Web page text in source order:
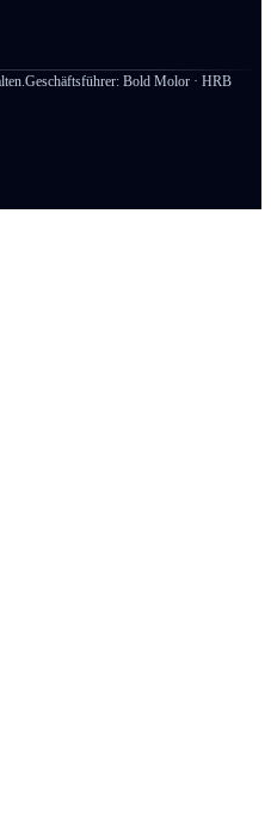
Geschäftsführer: Bold Molor · HRB